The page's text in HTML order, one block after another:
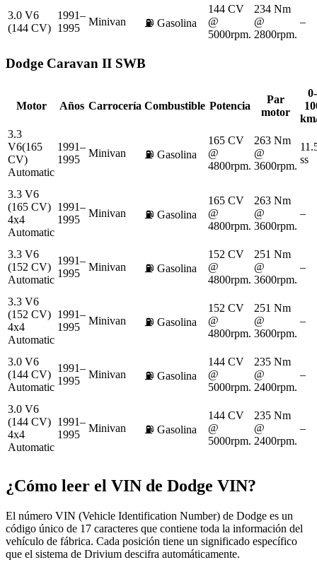
3.0 V6
(144 CV)
1991–
1995
Minivan ⛽ Gasolina
144 CV
@
5000rpm.
234 Nm
@
2800rpm.
–
Dodge Caravan II SWB
Motor Años Carrocería Combustible Potencia
Par
motor
0-
3.3
V6(165
CV)
Automatic
1991–
1995
Minivan ⛽ Gasolina
165 CV
@
4800rpm.
263 Nm
@
3600rpm.
ss
3.3 V6
(165 CV)
4x4
Automatic
1991–
1995
Minivan ⛽ Gasolina
165 CV
@
4800rpm.
263 Nm
@
3600rpm.
–
3.3 V6
(152 CV)
Automatic
1991–
1995
Minivan ⛽ Gasolina
152 CV
@
4800rpm.
251 Nm
@
3600rpm.
–
3.3 V6
(152 CV)
4x4
Automatic
1991–
1995
Minivan ⛽ Gasolina
152 CV
@
4800rpm.
251 Nm
@
3600rpm.
–
3.0 V6
(144 CV)
Automatic
1991–
1995
Minivan ⛽ Gasolina
144 CV
@
5000rpm.
235 Nm
@
2400rpm.
–
3.0 V6
(144 CV)
4x4
Automatic
1991–
1995
Minivan ⛽ Gasolina
144 CV
@
5000rpm.
235 Nm
@
2400rpm.
–
¿Cómo leer el VIN de Dodge VIN?
El número VIN (Vehicle Identification Number) de Dodge es un
código único de 17 caracteres que contiene toda la información del
vehículo de fábrica. Cada posición tiene un significado específico
que el sistema de Drivium descifra automáticamente.